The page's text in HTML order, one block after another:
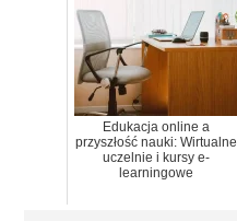
Edukacja online a
przyszłość nauki: Wirtualne
uczelnie i kursy e-
learningowe